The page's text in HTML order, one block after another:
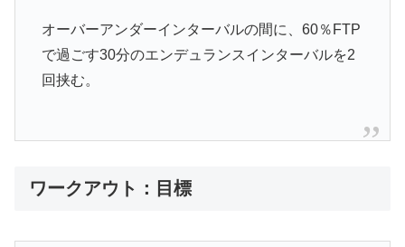
オーバーアンダーインターバルの間に、60％FTP
で過ごす30分のエンデュランスインターバルを2
回挟む。
ワークアウト：目標